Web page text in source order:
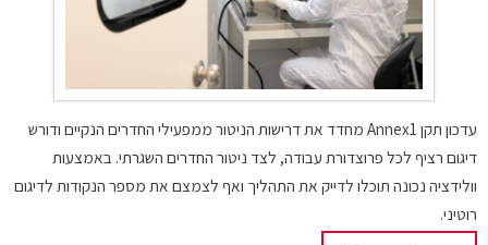
עדכון תקן Annex1 מחדד את דרישות הניטור ממפעילי החדרים הנקיים ודורש
דיגום רציף לכל פרוצדורת עבודה, לצד ניטור החדרים השגרתי. באמצעות
וולידציה נכונה תוכלו לדייק את התהליך ואף לצמצם את מספר הנקודות לדיגום
רוטיני.